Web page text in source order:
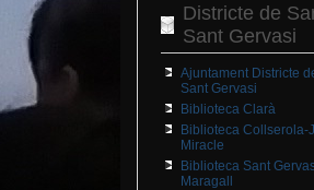
Districte de
Sant Gervasi
Ajuntament Districte
Sant Gervasi
Biblioteca Clarà
Biblioteca Collserola-
Miracle
Biblioteca Sant
Maragall